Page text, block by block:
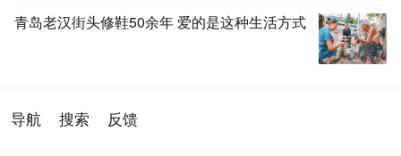
青岛老汉街头修鞋50余年 爱的是这种生活方式
导航 搜索 反馈